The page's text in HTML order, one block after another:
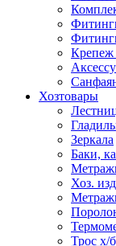
Крепеж
Хозтовары
Зеркала
Баки,
Хоз.
Трос х/